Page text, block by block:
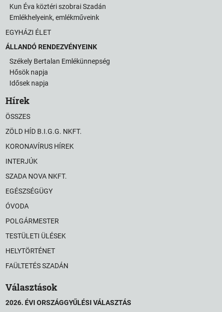
Kun Éva köztéri szobrai Szadán
Emlékhelyeink, emlékműveink
EGYHÁZI ÉLET
ÁLLANDÓ RENDEZVÉNYEINK
Székely Bertalan Emlékünnepség
Hősök napja
Idősek napja
Hírek
ÖSSZES
ZÖLD HÍD B.I.G.G. NKFT.
KORONAVÍRUS HÍREK
INTERJÚK
SZADA NOVA NKFT.
EGÉSZSÉGÜGY
ÓVODA
POLGÁRMESTER
TESTÜLETI ÜLÉSEK
HELYTÖRTÉNET
FAÜLTETÉS SZADÁN
Választások
2026. ÉVI ORSZÁGGYŰLÉSI VÁLASZTÁS